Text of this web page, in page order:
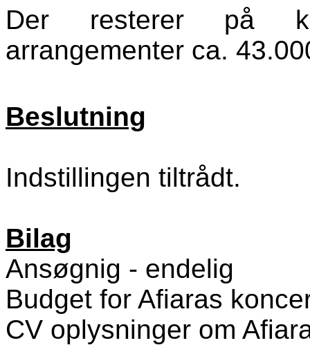
Der resterer på
arrangementer ca.
Beslutning
Indstillingen tiltrådt.
Bilag
Ansøgnig - endelig
Budget for Afiaras
CV oplysninger om